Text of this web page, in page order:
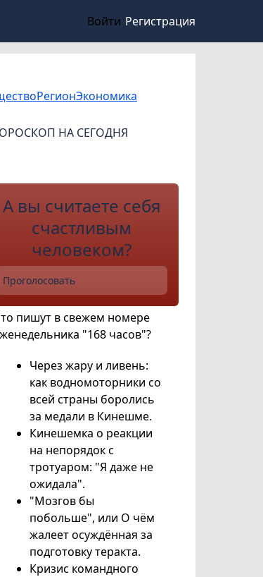
Войти Регистрация
РегионЭкономика
НА СЕГОДНЯ
А вы считаете себя
счастливым
человеком?
Проголосовать
пишут в свежем номере
"168 часов"?
Через жару и ливень:
как водномоторники со
всей страны боролись
за медали в Кинешме.
Кинешемка о реакции
на непорядок с
тротуаром: "Я даже не
ожидала".
"Мозгов бы
побольше", или О чём
жалеет осуждённая за
подготовку теракта.
Кризис командного